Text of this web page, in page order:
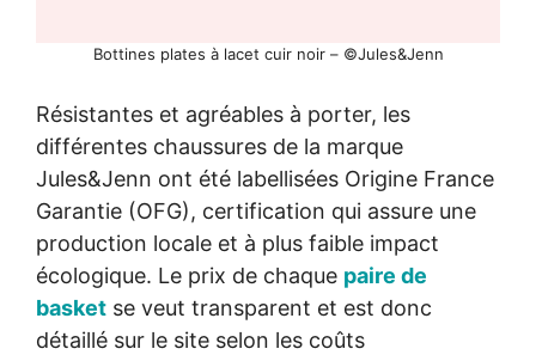
Bottines plates à lacet cuir noir – ©Jules&Jenn
Résistantes et agréables à porter, les
différentes chaussures de la marque
Jules&Jenn ont été labellisées Origine France
Garantie (OFG), certification qui assure une
production locale et à plus faible impact
écologique. Le prix de chaque paire de
basket se veut transparent et est donc
détaillé sur le site selon les coûts